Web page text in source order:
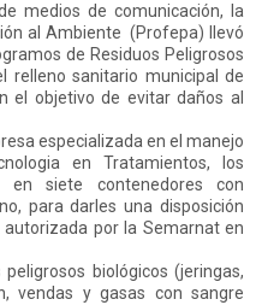
medios de comunicación, la
al Ambiente (Profepa) llevó
de Residuos Peligrosos
relleno sanitario municipal de
el objetivo de evitar daños al
especializada en el manejo
en Tratamientos, los
en siete contenedores con
para darles una disposición
por la Semarnat en
biológicos (jeringas,
vendas y gasas con sangre